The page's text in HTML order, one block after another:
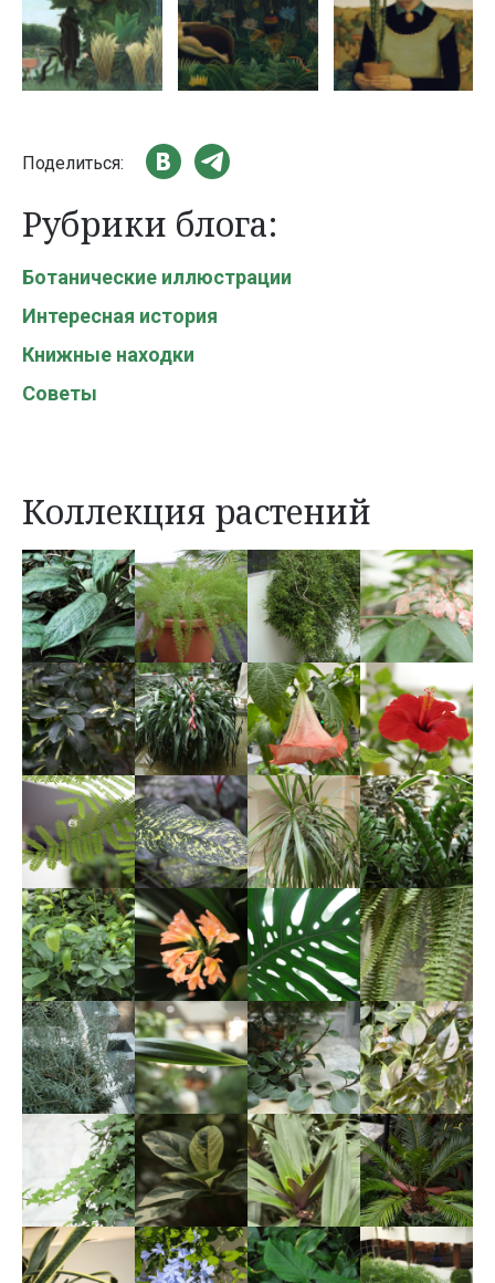
Поделиться:
Рубрики блога:
Ботанические иллюстрации
Интересная история
Книжные находки
Советы
Коллекция растений